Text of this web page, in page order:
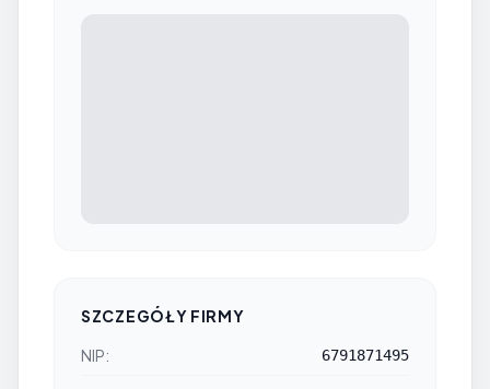
SZCZEGÓŁY FIRMY
NIP:
6791871495